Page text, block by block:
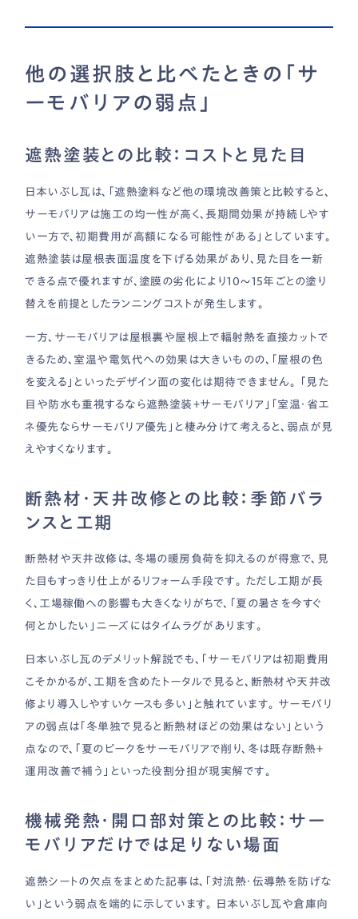
他の選択肢と比べたときの「サ
ーモバリアの弱点」
遮熱塗装との比較：コストと見た目
日本いぶし瓦は、「遮熱塗料など他の環境改善策と比較すると、
サーモバリアは施工の均一性が高く、長期間効果が持続しやす
い一方で、初期費用が高額になる可能性がある」としています。
遮熱塗装は屋根表面温度を下げる効果があり、見た目を一新
できる点で優れますが、塗膜の劣化により10〜15年ごとの塗り
替えを前提としたランニングコストが発生します。
一方、サーモバリアは屋根裏や屋根上で輻射熱を直接カットで
きるため、室温や電気代への効果は大きいものの、「屋根の色
を変える」といったデザイン面の変化は期待できません。 「見た
目や防水も重視するなら遮熱塗装＋サーモバリア」「室温・省エ
ネ優先ならサーモバリア優先」と棲み分けて考えると、弱点が見
えやすくなります。
断熱材・天井改修との比較：季節バラ
ンスと工期
断熱材や天井改修は、冬場の暖房負荷を抑えるのが得意で、見
た目もすっきり仕上がるリフォーム手段です。 ただし工期が長
く、工場稼働への影響も大きくなりがちで、「夏の暑さを今すぐ
何とかしたい」ニーズにはタイムラグがあります。
日本いぶし瓦のデメリット解説でも、「サーモバリアは初期費用
こそかかるが、工期を含めたトータルで見ると、断熱材や天井改
修より導入しやすいケースも多い」と触れています。 サーモバリ
アの弱点は「冬単独で見ると断熱材ほどの効果はない」という
点なので、「夏のピークをサーモバリアで削り、冬は既存断熱＋
運用改善で補う」といった役割分担が現実解です。
機械発熱・開口部対策との比較：サー
モバリアだけでは足りない場面
遮熱シートの欠点をまとめた記事は、「対流熱・伝導熱を防げな
い」という弱点を端的に示しています。 日本いぶし瓦や倉庫向